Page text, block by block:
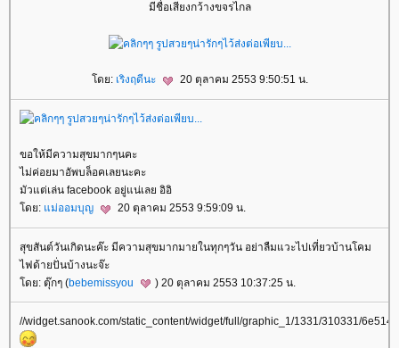
มีชื่อเสียงกว้างขจรไกล
ดย: เริงฤดีนะ 20 ตุลาคม 2553 9:50:51 น.
ขอให้มีความสุขมากๆนคะ
ไม่ค่อยมาอัพบล็อคเลยนะคะ
มัวแต่เล่น facebook อยู่แน่เลย อิอิ
ดย: ม่ออมบุญ 20 ตุลาคม 2553 9:59:09 น.
สุขสันต์วันเกิดนะค๊ะ มีความสุขมากมายในทุกๆวัน อย่าลืมแวะไปเที่ยวบ้านโคม
ไฟด้ายปั่นบ้างนะจ๊ะ
ดย: ตุ๊กๆ (bebemissyou ) 20 ตุลาคม 2553 10:37:25 น.
//widget.sanook.com/static_content/widget/full/graphic_1/1331/310331/